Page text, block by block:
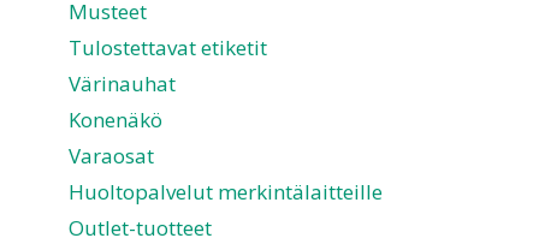
Musteet
Tulostettavat etiketit
Värinauhat
Konenäkö
Varaosat
Huoltopalvelut merkintälaitteille
Outlet-tuotteet